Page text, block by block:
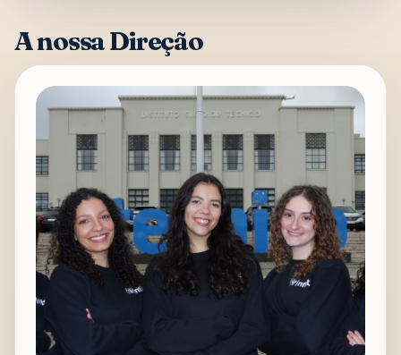
A nossa Direção